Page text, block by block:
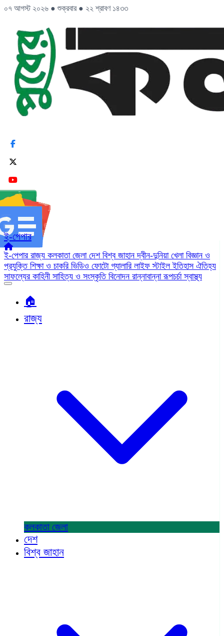
০৭ আগস্ট ২০২৬ ● শুক্রবার ● ২২ শ্রাবণ ১৪৩৩
ই-পেপার
ই-পেপার রাজ্য কলকাতা জেলা দেশ বিশ্ব জাহানদ্বীন-দুনিয়া খেলা বিজ্ঞান ও
প্রযুক্তি শিক্ষা ও চাকরি ভিডিও ফোটো গ্যালারি লাইফ স্টাইলইতিহাস ঐতিহ্য
সাফল্যের কাহিনী সাহিত্য ও সংস্কৃতি বিনোদন রান্নাবান্নারূপচর্চাস্বাস্থ্য
🏠︎
রাজ্য
কলকাতা জেলা
দেশ
বিশ্ব জাহান